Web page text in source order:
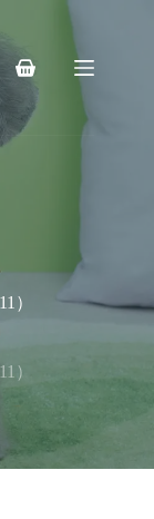
购
车
）
）